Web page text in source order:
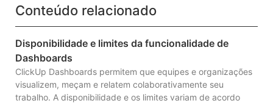
Conteúdo relacionado
Disponibilidade e limites da funcionalidade de
Dashboards
ClickUp Dashboards permitem que equipes e organizações
visualizem, meçam e relatem colaborativamente seu
trabalho. A disponibilidade e os limites variam de acordo